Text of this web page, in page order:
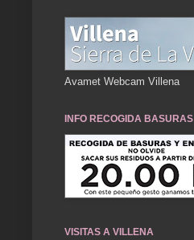
Avamet Webcam Villena
INFO RECOGIDA BASURAS
VISITAS A VILLENA